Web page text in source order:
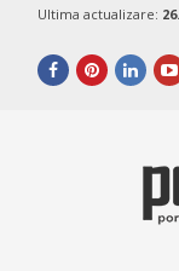
Ultima actualizare: